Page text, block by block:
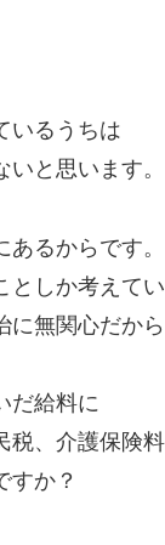
いるうちは
と思います。
るからです。
しか考えてい
無関心だから
だ給料に
税、介護保険
すか？